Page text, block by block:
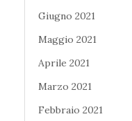
Giugno 2021
Maggio 2021
Aprile 2021
Marzo 2021
Febbraio 2021